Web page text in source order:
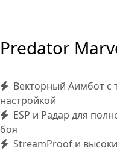
Predator
Векторный Аимбот с
настройкой
ESP и Радар для
боя
StreamProof и